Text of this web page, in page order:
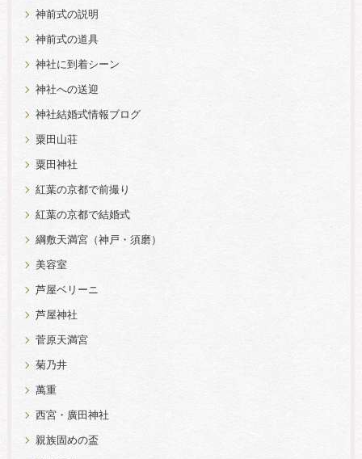
神前式の説明
神前式の道具
神社に到着シーン
神社への送迎
神社結婚式情報ブログ
粟田山荘
粟田神社
紅葉の京都で前撮り
紅葉の京都で結婚式
綱敷天満宮（神戸・須磨）
美容室
芦屋ベリーニ
芦屋神社
菅原天満宮
菊乃井
萬重
西宮・廣田神社
親族固めの盃